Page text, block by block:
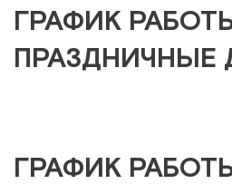
ГРАФИК
ПРАЗДНИЧНЫЕ
ГРАФИК